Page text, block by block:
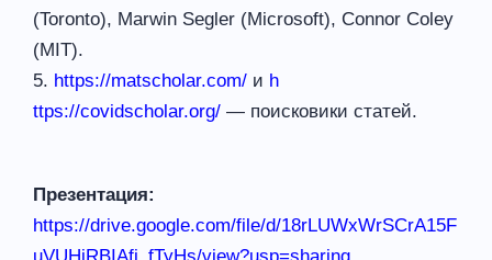
(Toronto), Marwin Segler (Microsoft), Connor Coley
(MIT).
5. https://matscholar.com/ и h
ttps://covidscholar.org/ — поисковики статей.
Презентация:
https://drive.google.com/file/d/18rLUWxWrSCrA15F